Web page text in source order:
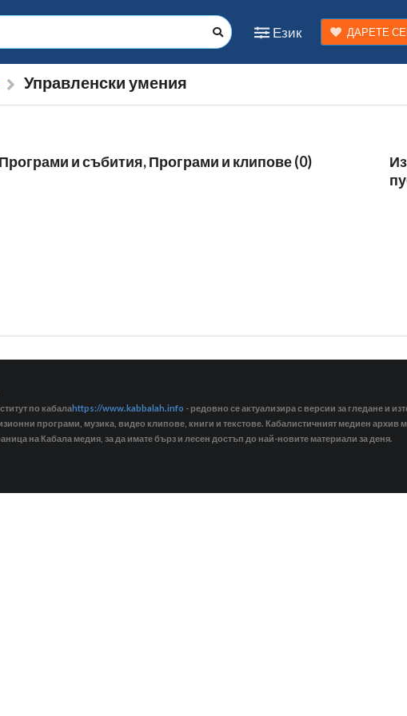
Език ДАРЕТЕ
Управленски умения
и събития, Програми и клипове (0)
по кабалаhttps://www.kabbalah.info - редовно се актуализира с версии за гледане и
програми, музика, видео клипове, книги и текстове. Кабалистичният медиен
на Кабала медия, за да имате бърз и лесен достъп до най-новите материали за деня.